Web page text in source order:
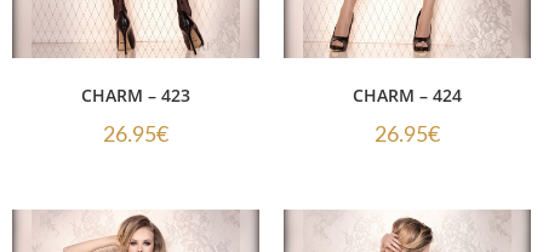
CHARM – 423
26.95€
CHARM – 424
26.95€